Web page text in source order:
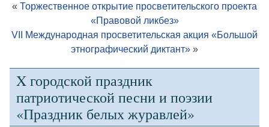
« Торжественное открытие просветительского проекта
«Правовой ликбез»
VII Международная просветительская акция «Большой
этнографический диктант» »
X городской праздник
патриотической песни и поэзии
«Праздник белых журавлей»